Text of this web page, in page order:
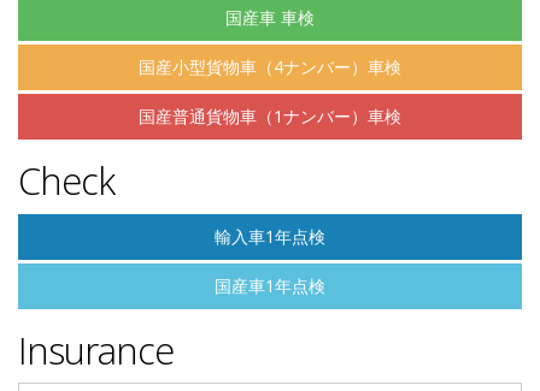
国産車 車検
国産小型貨物車（4ナンバー）車検
国産普通貨物車（1ナンバー）車検
Check
輸入車1年点検
国産車1年点検
Insurance